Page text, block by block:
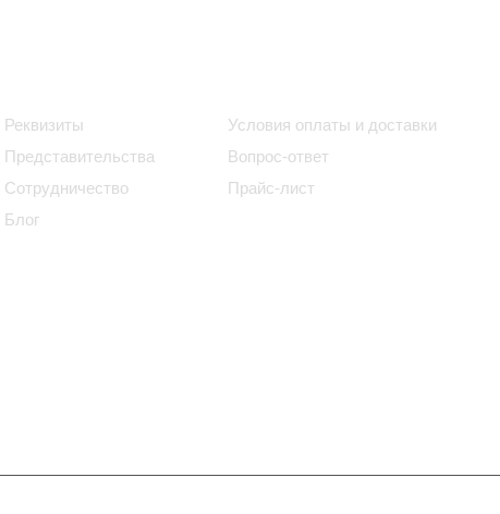
Реквизиты
Представительства
Сотрудничество
Блог
Условия оплаты и доставки
Вопрос-ответ
Прайс-лист